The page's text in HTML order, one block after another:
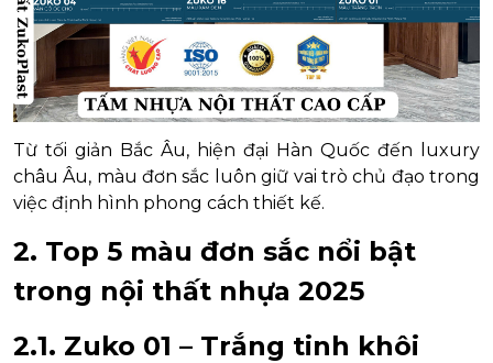
Từ tối giản Bắc Âu, hiện đại Hàn Quốc đến luxury
châu Âu, màu đơn sắc luôn giữ vai trò chủ đạo trong
việc định hình phong cách thiết kế.
2. Top 5 màu đơn sắc nổi bật
trong nội thất nhựa 2025
2.1. Zuko 01 – Trắng tinh khôi